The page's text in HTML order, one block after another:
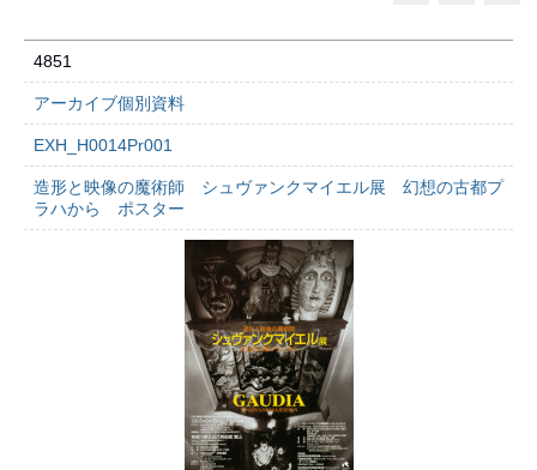
4851
アーカイブ個別資料
EXH_H0014Pr001
造形と映像の魔術師 シュヴァンクマイエル展 幻想の古都プ
ラハから ポスター